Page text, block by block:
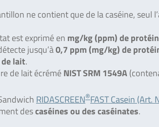
ne contient que de la caséine,
est exprimé en mg/kg (ppm) de
jusqu’à0,7 ppm (mg/kg) de
lait.
de lait écréméNIST SRM 1549A
RIDASCREEN®FAST Casein (Art.
descaséines ou des caséinates.